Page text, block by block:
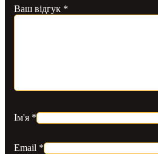
Ваш відгук *
Ім'я *
Email *